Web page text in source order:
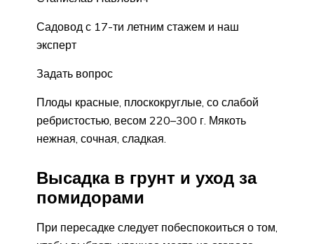
Садовод с 17-ти летним стажем и наш
эксперт
Задать вопрос
Плоды красные, плоскокруглые, со слабой
ребристостью, весом 220–300 г. Мякоть
нежная, сочная, сладкая.
Высадка в грунт и уход за
помидорами
При пересадке следует побеспокоиться о том,